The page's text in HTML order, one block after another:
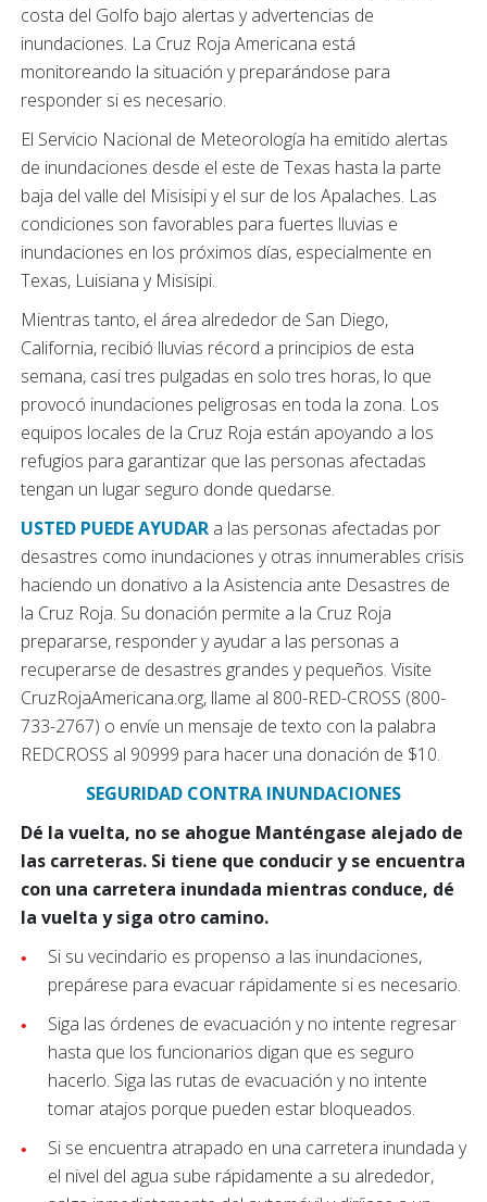
costa del Golfo bajo alertas y advertencias de
inundaciones. La Cruz Roja Americana está
monitoreando la situación y preparándose para
responder si es necesario.
El Servicio Nacional de Meteorología ha emitido alertas
de inundaciones desde el este de Texas hasta la parte
baja del valle del Misisipi y el sur de los Apalaches. Las
condiciones son favorables para fuertes lluvias e
inundaciones en los próximos días, especialmente en
Texas, Luisiana y Misisipi.
Mientras tanto, el área alrededor de San Diego,
California, recibió lluvias récord a principios de esta
semana, casi tres pulgadas en solo tres horas, lo que
provocó inundaciones peligrosas en toda la zona. Los
equipos locales de la Cruz Roja están apoyando a los
refugios para garantizar que las personas afectadas
tengan un lugar seguro donde quedarse.
USTED PUEDE AYUDAR a las personas afectadas por
desastres como inundaciones y otras innumerables crisis
haciendo un donativo a la Asistencia ante Desastres de
la Cruz Roja. Su donación permite a la Cruz Roja
prepararse, responder y ayudar a las personas a
recuperarse de desastres grandes y pequeños. Visite
CruzRojaAmericana.org, llame al 800-RED-CROSS (800-
733-2767) o envíe un mensaje de texto con la palabra
REDCROSS al 90999 para hacer una donación de $10.
SEGURIDAD CONTRA INUNDACIONES
Dé la vuelta, no se ahogue Manténgase alejado de
las carreteras. Si tiene que conducir y se encuentra
con una carretera inundada mientras conduce, dé
la vuelta y siga otro camino.
Si su vecindario es propenso a las inundaciones,
prepárese para evacuar rápidamente si es necesario.
Siga las órdenes de evacuación y no intente regresar
hasta que los funcionarios digan que es seguro
hacerlo. Siga las rutas de evacuación y no intente
tomar atajos porque pueden estar bloqueados.
Si se encuentra atrapado en una carretera inundada y
el nivel del agua sube rápidamente a su alrededor,